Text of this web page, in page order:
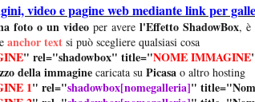
video e pagine web mediante link per
foto o un video per avere l'Effetto ShadowBox, è
anchor text si può scegliere qualsiasi cosa
" rel="shadowbox" title="NOME IMMAGINE
della immagine caricata su Picasa o altro hosting
1" rel="shadowbox[nomegalleria]"